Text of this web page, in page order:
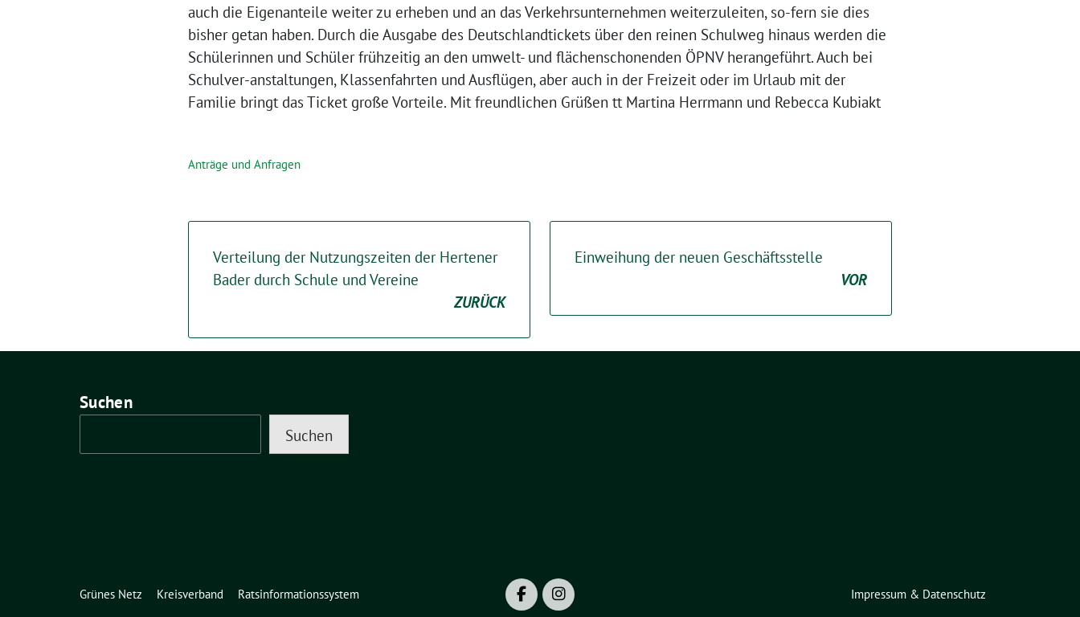
auch die Eigenanteile weiter zu erheben und an das Verkehrsunternehmen weiterzuleiten, so-fern sie dies
bisher getan haben. Durch die Ausgabe des Deutschlandtickets über den reinen Schulweg hinaus werden die
Schülerinnen und Schüler frühzeitig an den umwelt- und flächenschonenden ÖPNV herangeführt. Auch bei
Schulver-anstaltungen, Klassenfahrten und Ausflügen, aber auch in der Freizeit oder im Urlaub mit der
Familie bringt das Ticket große Vorteile. Mit freundlichen Grüßen tt Martina Herrmann und Rebecca Kubiakt
Anträge und Anfragen
Verteilung der Nutzungszeiten der Hertener
Bader durch Schule und Vereine
ZURÜCK
Einweihung der neuen Geschäftsstelle
VOR
Suchen
Suchen
Grünes Netz Kreisverband Ratsinformationssystem Impressum & Datenschutz